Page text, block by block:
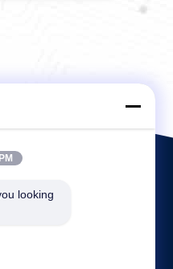
looking